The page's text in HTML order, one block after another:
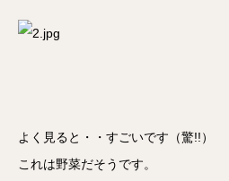
よく見ると・・すごいです（驚!!）
これは野菜だそうです。